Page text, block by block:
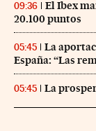
09:36
El Ibex
20.100 puntos
05:45
La
España: “Las
05:45 La